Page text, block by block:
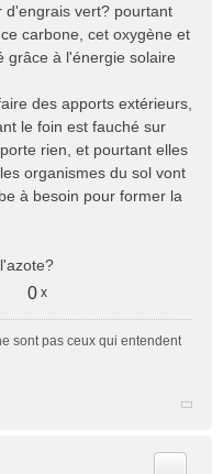
d'engrais vert? pourtant
carbone, cet oxygène et
grâce à l'énergie solaire
des apports extérieurs,
le foin est fauché sur
rien, et pourtant elles
organismes du sol vont
à besoin pour former la
0 x
sont pas ceux qui entendent